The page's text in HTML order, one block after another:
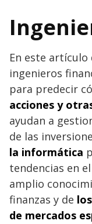
En este
ingenieros
para predecir
acciones y
ayudan a
de las
la informática
tendencias en
amplio
finanzas y de
de mercados